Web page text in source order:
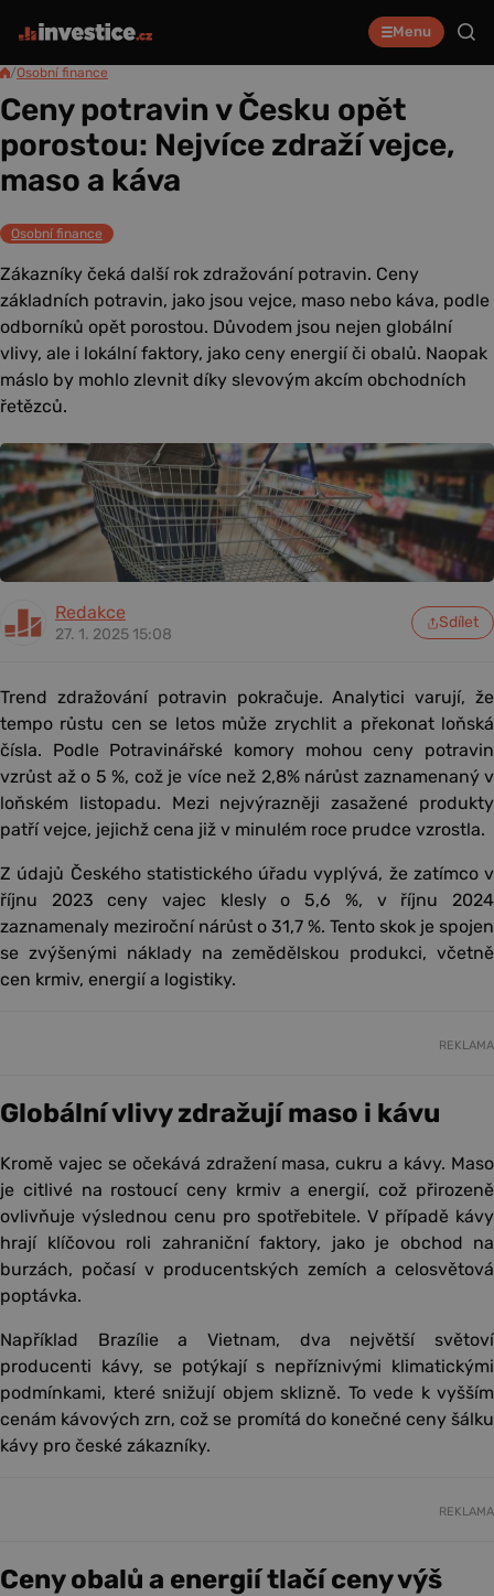
Menu
/Osobní finance
Ceny potravin v Česku opět
porostou: Nejvíce zdraží vejce,
maso a káva
Osobní finance
Zákazníky čeká další rok zdražování potravin. Ceny
základních potravin, jako jsou vejce, maso nebo káva, podle
odborníků opět porostou. Důvodem jsou nejen globální
vlivy, ale i lokální faktory, jako ceny energií či obalů. Naopak
máslo by mohlo zlevnit díky slevovým akcím obchodních
řetězců.
Redakce
27. 1. 2025 15:08
Sdílet
Trend zdražování potravin pokračuje. Analytici varují, že
tempo růstu cen se letos může zrychlit a překonat loňská
čísla. Podle Potravinářské komory mohou ceny potravin
vzrůst až o 5 %, což je více než 2,8% nárůst zaznamenaný v
loňském listopadu. Mezi nejvýrazněji zasažené produkty
patří vejce, jejichž cena již v minulém roce prudce vzrostla.
Z údajů Českého statistického úřadu vyplývá, že zatímco v
říjnu 2023 ceny vajec klesly o 5,6 %, v říjnu 2024
zaznamenaly meziroční nárůst o 31,7 %. Tento skok je spojen
se zvýšenými náklady na zemědělskou produkci, včetně
cen krmiv, energií a logistiky.
REKLAMA
Globální vlivy zdražují maso i kávu
Kromě vajec se očekává zdražení masa, cukru a kávy. Maso
je citlivé na rostoucí ceny krmiv a energií, což přirozeně
ovlivňuje výslednou cenu pro spotřebitele. V případě kávy
hrají klíčovou roli zahraniční faktory, jako je obchod na
burzách, počasí v producentských zemích a celosvětová
poptávka.
Například Brazílie a Vietnam, dva největší světoví
producenti kávy, se potýkají s nepříznivými klimatickými
podmínkami, které snižují objem sklizně. To vede k vyšším
cenám kávových zrn, což se promítá do konečné ceny šálku
kávy pro české zákazníky.
REKLAMA
Ceny obalů a energií tlačí ceny výš